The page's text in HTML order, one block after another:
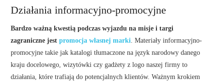
Działania informacyjno-promocyjne
Bardzo ważną kwestią podczas wyjazdu na misje i targi
zagraniczne jestpromocja własnej marki . Materiały informacyjno-
promocyjne takie jak katalogi tłumaczone na język narodowy danego
kraju docelowego, wizytówki czy gadżety z logo naszej firmy to
działania, które trafiają do potencjalnych klientów. Ważnym krokiem